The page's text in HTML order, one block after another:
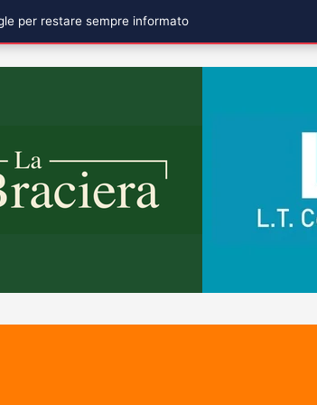
per restare sempre informato